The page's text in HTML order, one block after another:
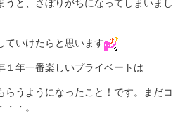
うと、さぼりがちになってしまいまし
ていけたらと思います
１年一番楽しいプライベートは
らうようになったこと！です。まだコ
・。